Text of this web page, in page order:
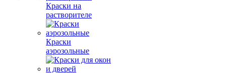
Краски на
растворителе
Краски
аэрозольные